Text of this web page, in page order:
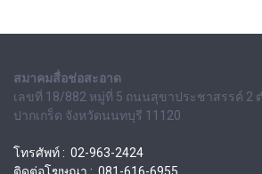
สมาคมสื่อช่อสะอาด
เลขที่ 18/882 หมู่ที่ 5 ถนนสุขาประชาสรรค์ 2
ปากเกร็ด จังหวัดนนทบุรี 11120
โทรศัพท์ : 02-963-2424